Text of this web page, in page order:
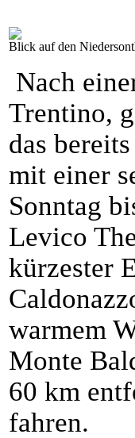
Blick auf den
Nach
Trentino,
das
mit einer
Sonntag
Levico
kürzester
warmem
Monte
60 km
fahren.